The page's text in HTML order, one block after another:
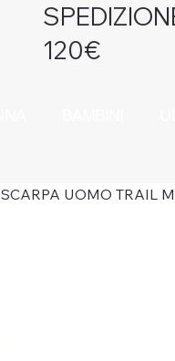
120€
SCARPA UOMO TRAIL